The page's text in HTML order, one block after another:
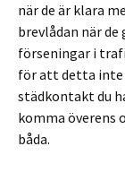
när de är klara
brevlådan när de
förseningar i
för att detta inte
städkontakt du
komma överens
båda.